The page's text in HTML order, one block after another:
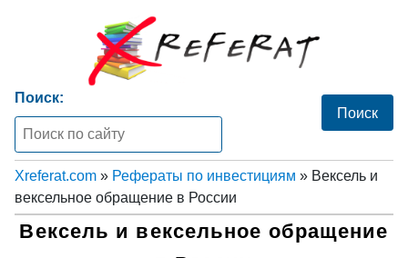
Поиск:
Xreferat.com » Рефераты по инвестициям » Вексель и
вексельное обращение в России
Вексель и вексельное обращение